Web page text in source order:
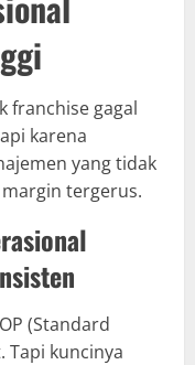
franchise gagal
karena
yang tidak
tergerus.
(Standard
Tapi kuncinya